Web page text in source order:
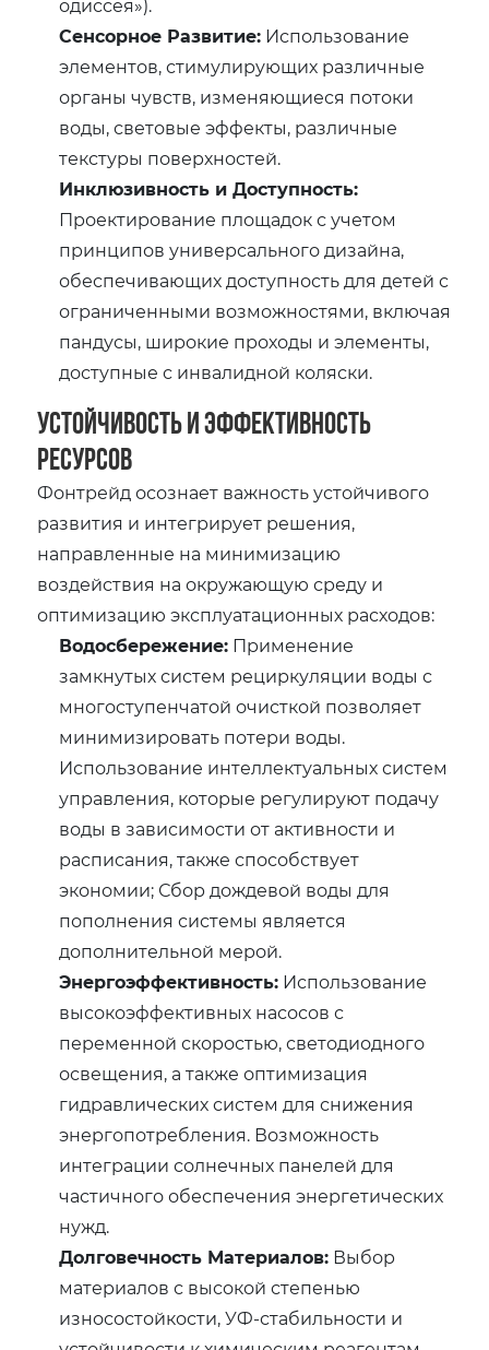
Сенсорное Развитие: Использование
элементов, стимулирующих различные
органы чувств, изменяющиеся потоки
воды, световые эффекты, различные
текстуры поверхностей.
Инклюзивность и Доступность:
Проектирование площадок с учетом
принципов универсального дизайна,
обеспечивающих доступность для детей с
ограниченными возможностями, включая
пандусы, широкие проходы и элементы,
доступные с инвалидной коляски.
Устойчивость и Эффективность
Ресурсов
Фонтрейд осознает важность устойчивого
развития и интегрирует решения,
направленные на минимизацию
воздействия на окружающую среду и
оптимизацию эксплуатационных расходов:
Водосбережение: Применение
замкнутых систем рециркуляции воды с
многоступенчатой очисткой позволяет
минимизировать потери воды.
Использование интеллектуальных систем
управления, которые регулируют подачу
воды в зависимости от активности и
расписания, также способствует
экономии; Сбор дождевой воды для
пополнения системы является
дополнительной мерой.
Энергоэффективность: Использование
высокоэффективных насосов с
переменной скоростью, светодиодного
освещения, а также оптимизация
гидравлических систем для снижения
энергопотребления. Возможность
интеграции солнечных панелей для
частичного обеспечения энергетических
нужд.
Долговечность Материалов: Выбор
материалов с высокой степенью
износостойкости, УФ-стабильности и